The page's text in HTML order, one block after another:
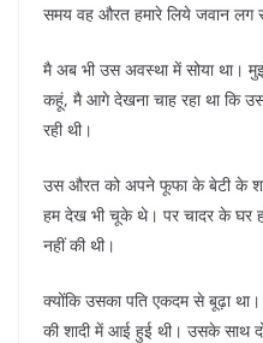
समय वह औरत हमारे लिये जवान लग
मै अब भी उस अवस्था में सोया था।
कहूं, मै आगे देखना चाह रहा था कि
रही थी।
उस औरत को अपने फूफा के बेटी के
हम देख भी चूके थे। पर चादर के घर
नहीं की थी।
क्योंकि उसका पति एकदम से बूढ़ा
की शादी में आई हुई थी। उसके साथ